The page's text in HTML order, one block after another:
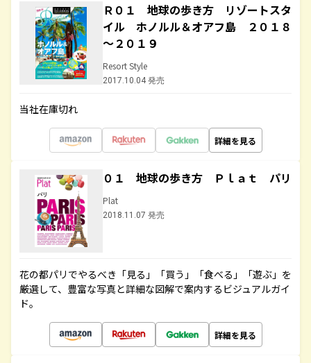
Ｒ０１ 地球の歩き方 リゾートスタ
イル ホノルル＆オアフ島 ２０１８
～２０１９
Resort Style
2017.10.04 発売
当社在庫切れ
詳細を見る
０１ 地球の歩き方 Ｐｌａｔ パリ
Plat
2018.11.07 発売
花の都パリでやるべき「見る」「買う」「食べる」「遊ぶ」を
厳選して、豊富な写真と詳細な図解で案内するビジュアルガイ
ド。
詳細を見る